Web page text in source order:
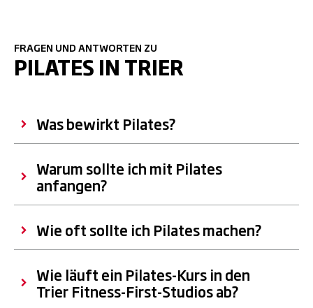
FRAGEN UND ANTWORTEN ZU
PILATES IN TRIER
Was bewirkt Pilates?
Warum sollte ich mit Pilates
anfangen?
Wie oft sollte ich Pilates machen?
Wie läuft ein Pilates-Kurs in den
Trier Fitness-First-Studios ab?